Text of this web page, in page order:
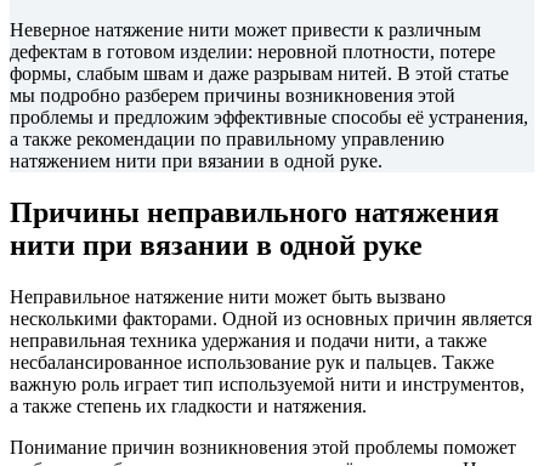
Неверное натяжение нити может привести к различным
дефектам в готовом изделии: неровной плотности, потере
формы, слабым швам и даже разрывам нитей. В этой статье
мы подробно разберем причины возникновения этой
проблемы и предложим эффективные способы её устранения,
а также рекомендации по правильному управлению
натяжением нити при вязании в одной руке.
Причины неправильного натяжения
нити при вязании в одной руке
Неправильное натяжение нити может быть вызвано
несколькими факторами. Одной из основных причин является
неправильная техника удержания и подачи нити, а также
несбалансированное использование рук и пальцев. Также
важную роль играет тип используемой нити и инструментов,
а также степень их гладкости и натяжения.
Понимание причин возникновения этой проблемы поможет